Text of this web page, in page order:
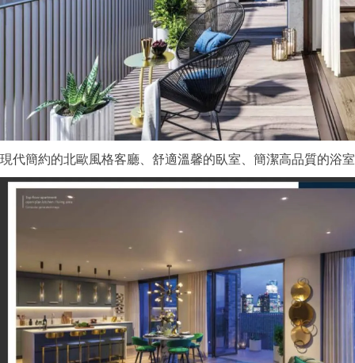
現代簡約的北歐風格客廳、舒適溫馨的臥室、簡潔高品質的浴